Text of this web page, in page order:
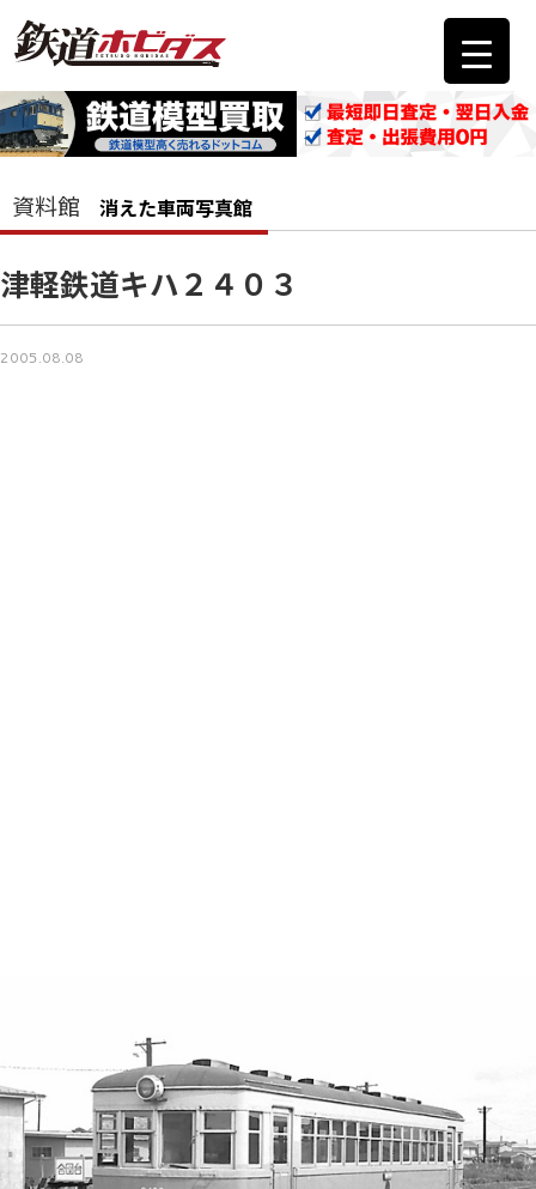
資料館 消えた車両写真館
津軽鉄道キハ２４０３
2005.08.08